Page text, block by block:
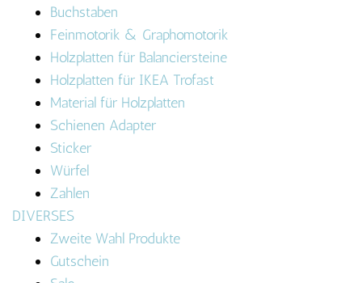
Buchstaben
Feinmotorik & Graphomotorik
Holzplatten für Balanciersteine
Holzplatten für IKEA Trofast
Material für Holzplatten
Schienen Adapter
Sticker
Würfel
Zahlen
DIVERSES
Zweite Wahl Produkte
Gutschein